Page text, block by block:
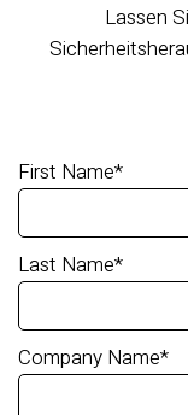
Lassen
First Name*
Last Name*
Company Name*